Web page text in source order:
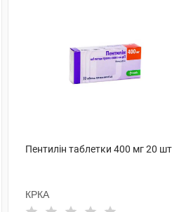
Пентилін таблетки 400 мг 20 шт
КРКА